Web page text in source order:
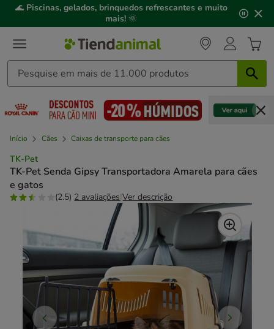
3,
mensagem,
🌊 Piscinas, gelados, brinquedos refrescantes e muito
mais! 🌞
Início Cães Caixas de transporte para cães
TK-Pet
TK-Pet Senda Gipsy Transportadora Amarela para cães
e gatos
(2.5) 2 avaliações|Ver descrição